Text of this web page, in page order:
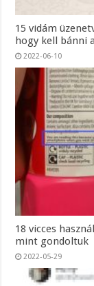
15 vidám
hogy kell bánni
2022-06-10
18 vicces
mint gondoltuk
2022-05-29